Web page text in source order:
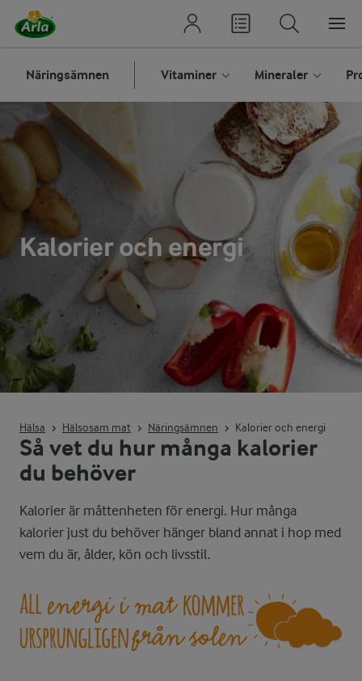
Näringsämnen Vitaminer Mineraler
Kalorier och energi
Hälsa Hälsosam mat Näringsämnen Kalorier och energi
Så vet du hur många kalorier
du behöver
Kalorier är måttenheten för energi. Hur många
kalorier just du behöver hänger bland annat i hop med
vem du är, ålder, kön och livsstil.